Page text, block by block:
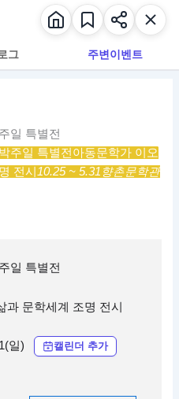
그 주변이벤트
일 특별전
주일 특별전 아동문학가 이오
전시 10.25 ~ 5.31 향촌문학관
일 특별전
과 문학세계 조명 전시
일) 캘린더 추가